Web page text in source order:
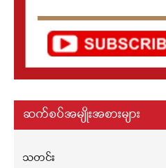
ဆက်စပ်အမျိုးအစားများ
သတင်း